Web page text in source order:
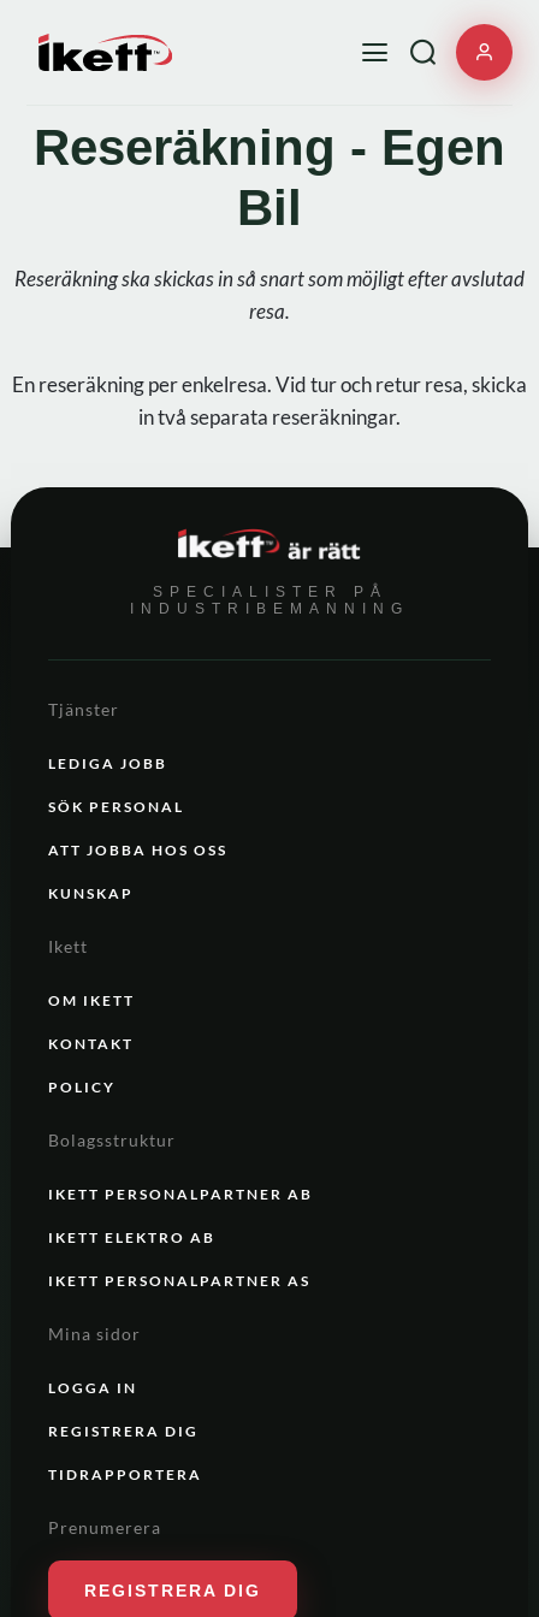
Reseräkning - Egen
Bil
Reseräkning ska skickas in så snart som möjligt efter avslutad
resa.
En reseräkning per enkelresa. Vid tur och retur resa, skicka
in två separata reseräkningar.
SPECIALISTER PÅ
INDUSTRIBEMANNING
Tjänster
LEDIGA JOBB
SÖK PERSONAL
ATT JOBBA HOS OSS
KUNSKAP
Ikett
OM IKETT
KONTAKT
POLICY
Bolagsstruktur
IKETT PERSONALPARTNER AB
IKETT ELEKTRO AB
IKETT PERSONALPARTNER AS
Mina sidor
LOGGA IN
REGISTRERA DIG
TIDRAPPORTERA
Prenumerera
REGISTRERA DIG